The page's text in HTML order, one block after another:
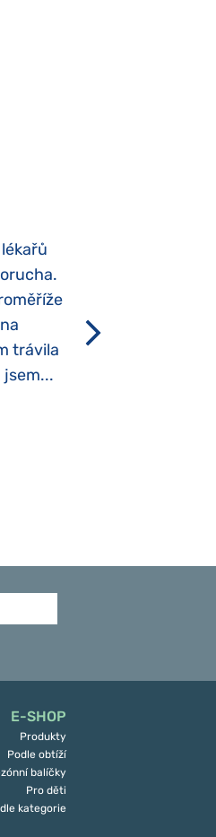
trávila
jsem...
který je u
Po půl roce
E-SHOP
Produkty
Podle obtíží
balíčky
Pro děti
kategorie